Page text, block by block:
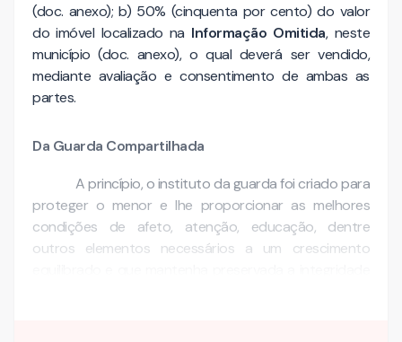
(doc. anexo); b) 50% (cinquenta por cento) do valor
do imóvel localizado na Informação Omitida, neste
município (doc. anexo), o qual deverá ser vendido,
mediante avaliação e consentimento de ambas as
partes.
Da Guarda Compartilhada
A princípio, o instituto da guarda foi criado para
proteger o menor e lhe proporcionar as melhores
condições de afeto, atenção, educação, dentre
outros elementos necessários a um crescimento